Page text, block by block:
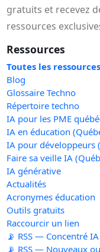
gratuits et recevez
ressources
Ressources
Toutes les ressources
Blog
Glossaire Techno
Répertoire techno
IA pour les PME
IA en éducation
IA pour développeurs
Faire sa veille IA
IA générative
Actualités
Acronymes éducation
Outils gratuits
Raccourcir un lien
📡 RSS — Concentré IA
📡 RSS — Nouveaux